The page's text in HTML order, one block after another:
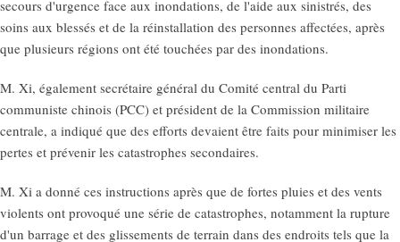
secours d'urgence face aux inondations, de l'aide aux sinistrés, des
soins aux blessés et de la réinstallation des personnes affectées, après
que plusieurs régions ont été touchées par des inondations.
M. Xi, également secrétaire général du Comité central du Parti
communiste chinois (PCC) et président de la Commission militaire
centrale, a indiqué que des efforts devaient être faits pour minimiser les
pertes et prévenir les catastrophes secondaires.
M. Xi a donné ces instructions après que de fortes pluies et des vents
violents ont provoqué une série de catastrophes, notamment la rupture
d'un barrage et des glissements de terrain dans des endroits tels que la